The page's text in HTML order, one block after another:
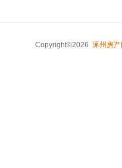
Copyright©2026 涿州房